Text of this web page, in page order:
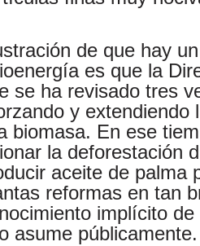
de que hay
es que la
se ha revisado tres
y extendiendo
biomasa. En ese
la deforestación
aceite de palma
reformas en tan
implícito
asume públicamente.